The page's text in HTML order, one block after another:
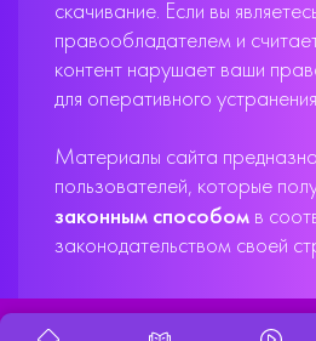
скачивание. Если вы
правообладателем и
контент нарушает ваши
для оперативного
Материалы сайта
пользователей, которые
законным способом в
законодательством своей